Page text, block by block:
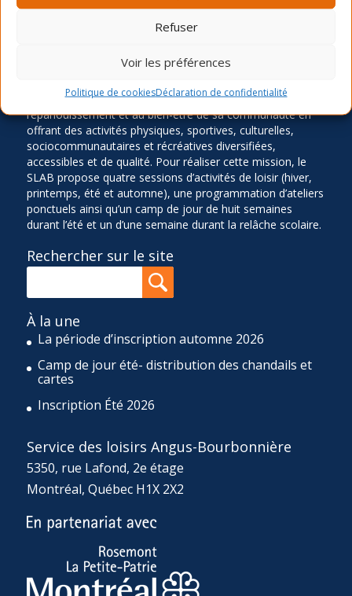
Refuser
Voir les préférences
Politique de cookiesDéclaration de confidentialité
des Loisirs Angus-Bourbonnière contribue significative à
l’épanouissement et au bien-être de sa communauté en
offrant des activités physiques, sportives, culturelles,
sociocommunautaires et récréatives diversifiées,
accessibles et de qualité. Pour réaliser cette mission, le
SLAB propose quatre sessions d’activités de loisir (hiver,
printemps, été et automne), une programmation d’ateliers
ponctuels ainsi qu’un camp de jour de huit semaines
durant l’été et un d’une semaine durant la relâche scolaire.
Rechercher sur le site
À la une
La période d’inscription automne 2026
Camp de jour été- distribution des chandails et
cartes
Inscription Été 2026
Service des loisirs Angus-Bourbonnière
5350, rue Lafond, 2e étage
Montréal, Québec H1X 2X2